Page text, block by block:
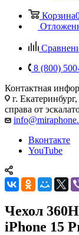
Корзина
8 (800)
Контактная
г.
справа от
Вконтакте
YouTube
Чехол
iPhone 15